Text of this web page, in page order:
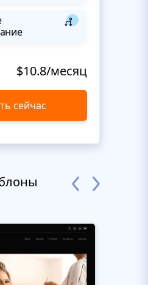
$10.8/месяц
сейчас